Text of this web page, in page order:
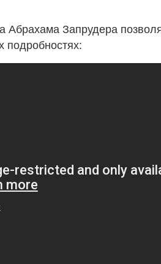
Абрахама Запрудера
подробностях: